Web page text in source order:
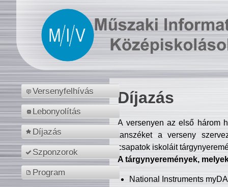
Versenyfelhívás
Lebonyolítás
Díjazás
Szponzorok
Program
Díjazás
A versenyen az első három
tanszéket a verseny
csapatok iskoláit
A tárgynyeremények,
National Instruments